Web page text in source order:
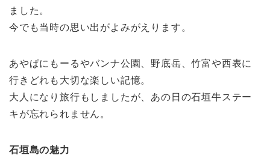
ました。
今でも当時の思い出がよみがえります。
あやぱにもーるやバンナ公園、野底岳、竹富や西表に
行きどれも大切な楽しい記憶。
大人になり旅行もしましたが、あの日の石垣牛ステー
キが忘れられません。
石垣島の魅力